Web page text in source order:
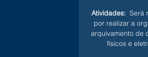
Atividades: Será
por realizar a
arquivamento de
físicos e